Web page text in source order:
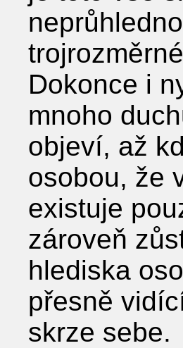
Dokonce i
mnoho
objeví, až
osobou, že
existuje
zároveň
hlediska
přesně
skrze sebe.